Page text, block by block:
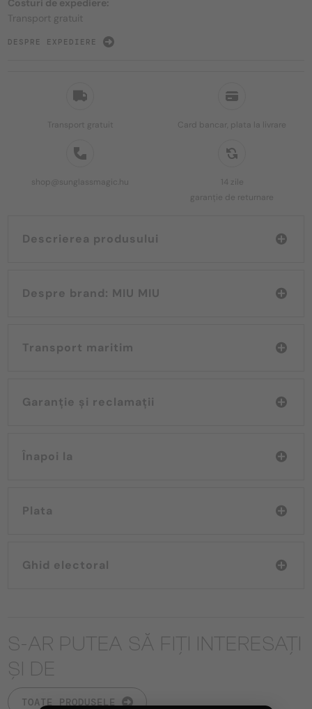
Transport gratuit Card bancar, plata la livrare
shop@sunglassmagic.hu
14 zile
garanție de returnare
Descrierea produsului
Despre brand: MIU MIU
Transport maritim
Garanție și reclamații
Înapoi la
Plata
Ghid electoral
Costuri de expediere:
Transport gratuit
DESPRE EXPEDIERE
S-AR PUTEA SĂ FIȚI INTERESAȚI
ȘI DE
TOATE PRODUSELE